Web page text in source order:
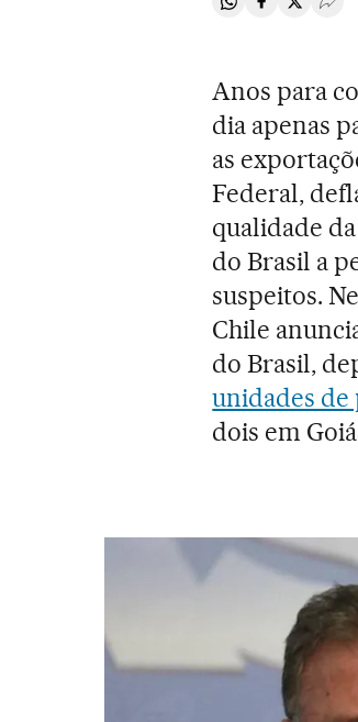
Compartir en
Compartir
Anos para
dia apenas
as
Federal,
qualidade
do Brasil a
suspeitos.
Chile
do Brasil,
unidades de
dois em